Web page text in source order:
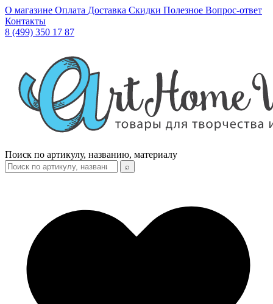
О магазине Оплата Доставка Скидки Полезное Вопрос-ответ
Контакты
8 (499) 350 17 87
Поиск по артикулу, названию, материалу
⌕